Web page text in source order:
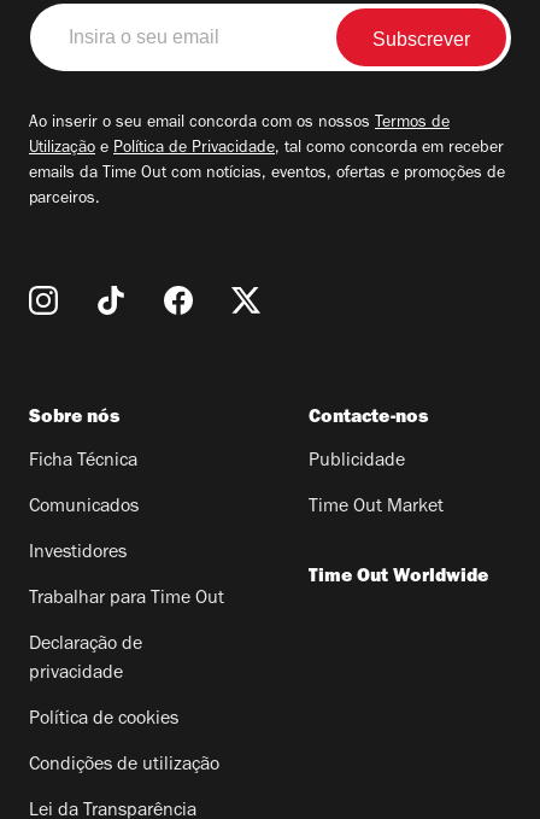
Insira
o
seu
Ao inserir o seu email concorda com os nossos Termos de
Utilização e Política de Privacidade, tal como concorda em receber
emails da Time Out com notícias, eventos, ofertas e promoções de
parceiros.
Sobre nós
Ficha Técnica
Comunicados
Investidores
Trabalhar para Time Out
Declaração de
privacidade
Política de cookies
Condições de utilização
Lei da Transparência
Contacte-nos
Publicidade
Time Out Market
Time Out Worldwide